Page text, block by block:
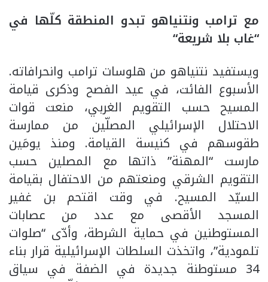
مع ترامب ونتنياهو تبدو المنطقة كلّها في
“غاب بلا شريعة“
ويستفيد نتنياهو من هلوسات ترامب وانحرافاته.
الأسبوع الفائت، في عيد الفصح وذكرى قيامة
المسيح حسب التقويم الغربي، منعت قوات
الاحتلال الإسرائيلي المصلّين من ممارسة
طقوسهم في كنيسة القيامة. ومنذ يومَين
مارست “المهنة” ذاتها مع المصلين حسب
التقويم الشرقي ومنعتهم من الاحتفال بقيامة
السيّد المسيح. في وقت اقتحم بن غفير
المسجد الأقصى مع عدد من عصابات
المستوطنين في حماية الشرطة، وأدّى “صلوات
تلمودية”، واتخذت السلطات الإسرائيلية قرار بناء
34 مستوطنة جديدة في الضفة في سياق